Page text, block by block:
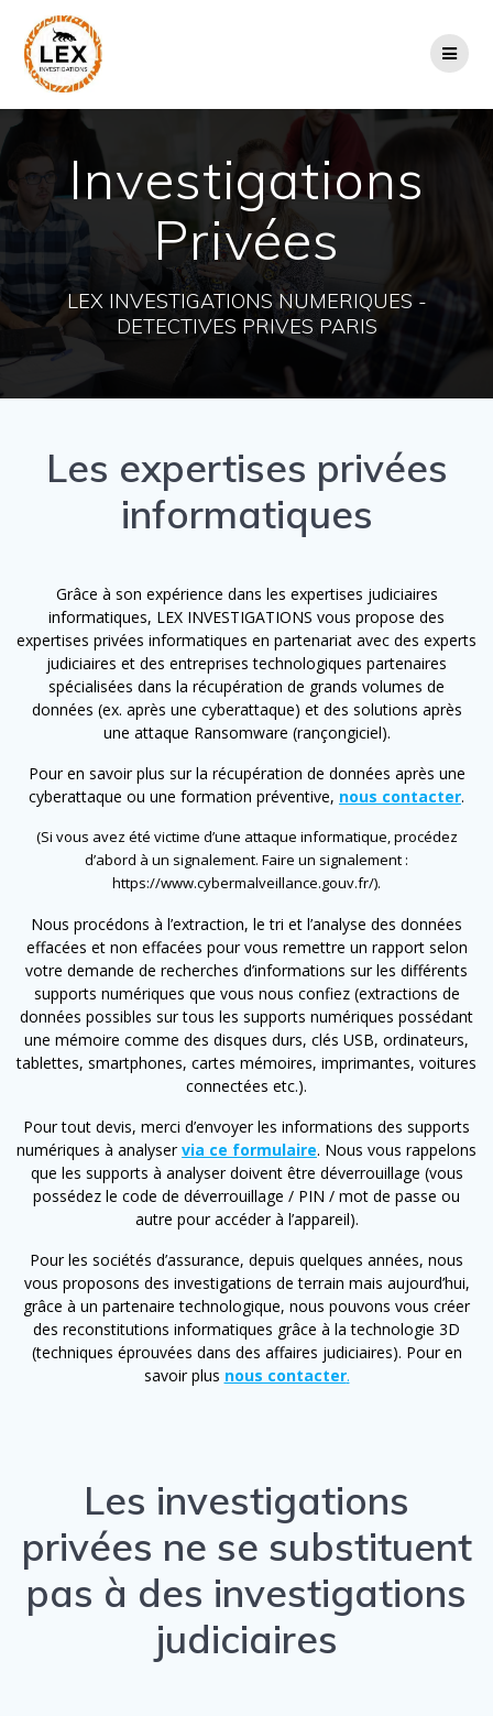
Investigations
Privées
LEX INVESTIGATIONS NUMERIQUES -
DETECTIVES PRIVES PARIS
Les expertises privées
informatiques
Grâce à son expérience dans les expertises judiciaires
informatiques, LEX INVESTIGATIONS vous propose des
expertises privées informatiques en partenariat avec des experts
judiciaires et des entreprises technologiques partenaires
spécialisées dans la récupération de grands volumes de
données (ex. après une cyberattaque) et des solutions après
une attaque Ransomware (rançongiciel).
Pour en savoir plus sur la récupération de données après une
cyberattaque ou une formation préventive, nous contacter.
(Si vous avez été victime d’une attaque informatique, procédez
d’abord à un signalement. Faire un signalement :
https://www.cybermalveillance.gouv.fr/).
Nous procédons à l’extraction, le tri et l’analyse des données
effacées et non effacées pour vous remettre un rapport selon
votre demande de recherches d’informations sur les différents
supports numériques que vous nous confiez (extractions de
données possibles sur tous les supports numériques possédant
une mémoire comme des disques durs, clés USB, ordinateurs,
tablettes, smartphones, cartes mémoires, imprimantes, voitures
connectées etc.).
Pour tout devis, merci d’envoyer les informations des supports
numériques à analyservia ce formulaire. Nous vous rappelons
que les supports à analyser doivent être déverrouillage (vous
possédez le code de déverrouillage / PIN / mot de passe ou
autre pour accéder à l’appareil).
Pour les sociétés d’assurance, depuis quelques années, nous
vous proposons des investigations de terrain mais aujourd’hui,
grâce à un partenaire technologique, nous pouvons vous créer
des reconstitutions informatiques grâce à la technologie 3D
(techniques éprouvées dans des affaires judiciaires). Pour en
savoir plus nous contacter.
Les investigations
privées ne se substituent
pas à des investigations
judiciaires